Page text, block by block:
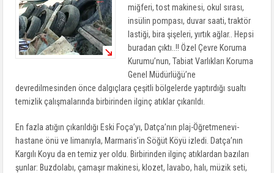
miğferi, tost makinesi, okul sırası,
insülin pompası, duvar saati, traktör
lastiği, bira şişeleri, yırtık ağlar.. Hepsi
buradan çıktı..!! Özel Çevre Koruma
Kurumu’nun, Tabiat Varlıkları Koruma
Genel Müdürlüğü’ne
devredilmesinden önce dalgıçlara çeşitli bölgelerde yaptırdığı sualtı
temizlik çalışmalarında birbirinden ilginç atıklar çıkarıldı.
En fazla atığın çıkarıldığı Eski Foça’yı, Datça’nın plaj-Öğretmenevi-
hastane önü ve limanıyla, Marmaris’in Söğüt Köyü izledi. Datça’nın
Kargılı Koyu da en temiz yer oldu. Birbirinden ilginç atıklardan bazıları
şunlar: Buzdolabı, çamaşır makinesi, klozet, lavabo, halı, müzik seti,